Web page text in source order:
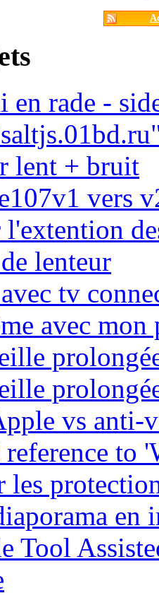
rade -
lent + bruit
vers
l'extention
lenteur
tv
avec mon
vs anti-
to
les
en
Tool